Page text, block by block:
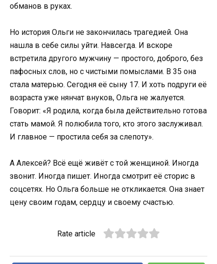
обманов в руках.
Но история Ольги не закончилась трагедией. Она
нашла в себе силы уйти. Навсегда. И вскоре
встретила другого мужчину — простого, доброго, без
пафосных слов, но с чистыми помыслами. В 35 она
стала матерью. Сегодня её сыну 17. И хоть подруги её
возраста уже нянчат внуков, Ольга не жалуется.
Говорит: «Я родила, когда была действительно готова
стать мамой. Я полюбила того, кто этого заслуживал.
И главное — простила себя за слепоту».
А Алексей? Всё ещё живёт с той женщиной. Иногда
звонит. Иногда пишет. Иногда смотрит её сторис в
соцсетях. Но Ольга больше не откликается. Она знает
цену своим годам, сердцу и своему счастью.
Rate article